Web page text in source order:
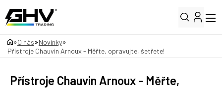
»O nás»Novinky»
Přístroje Chauvin Arnoux - Měřte, opravujte, šetřete!
Přístroje Chauvin Arnoux - Měřte,